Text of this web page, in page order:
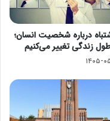
درباره شخصیت انسان؛
زندگی تغییر می‌کنیم
۰۵-۱۷